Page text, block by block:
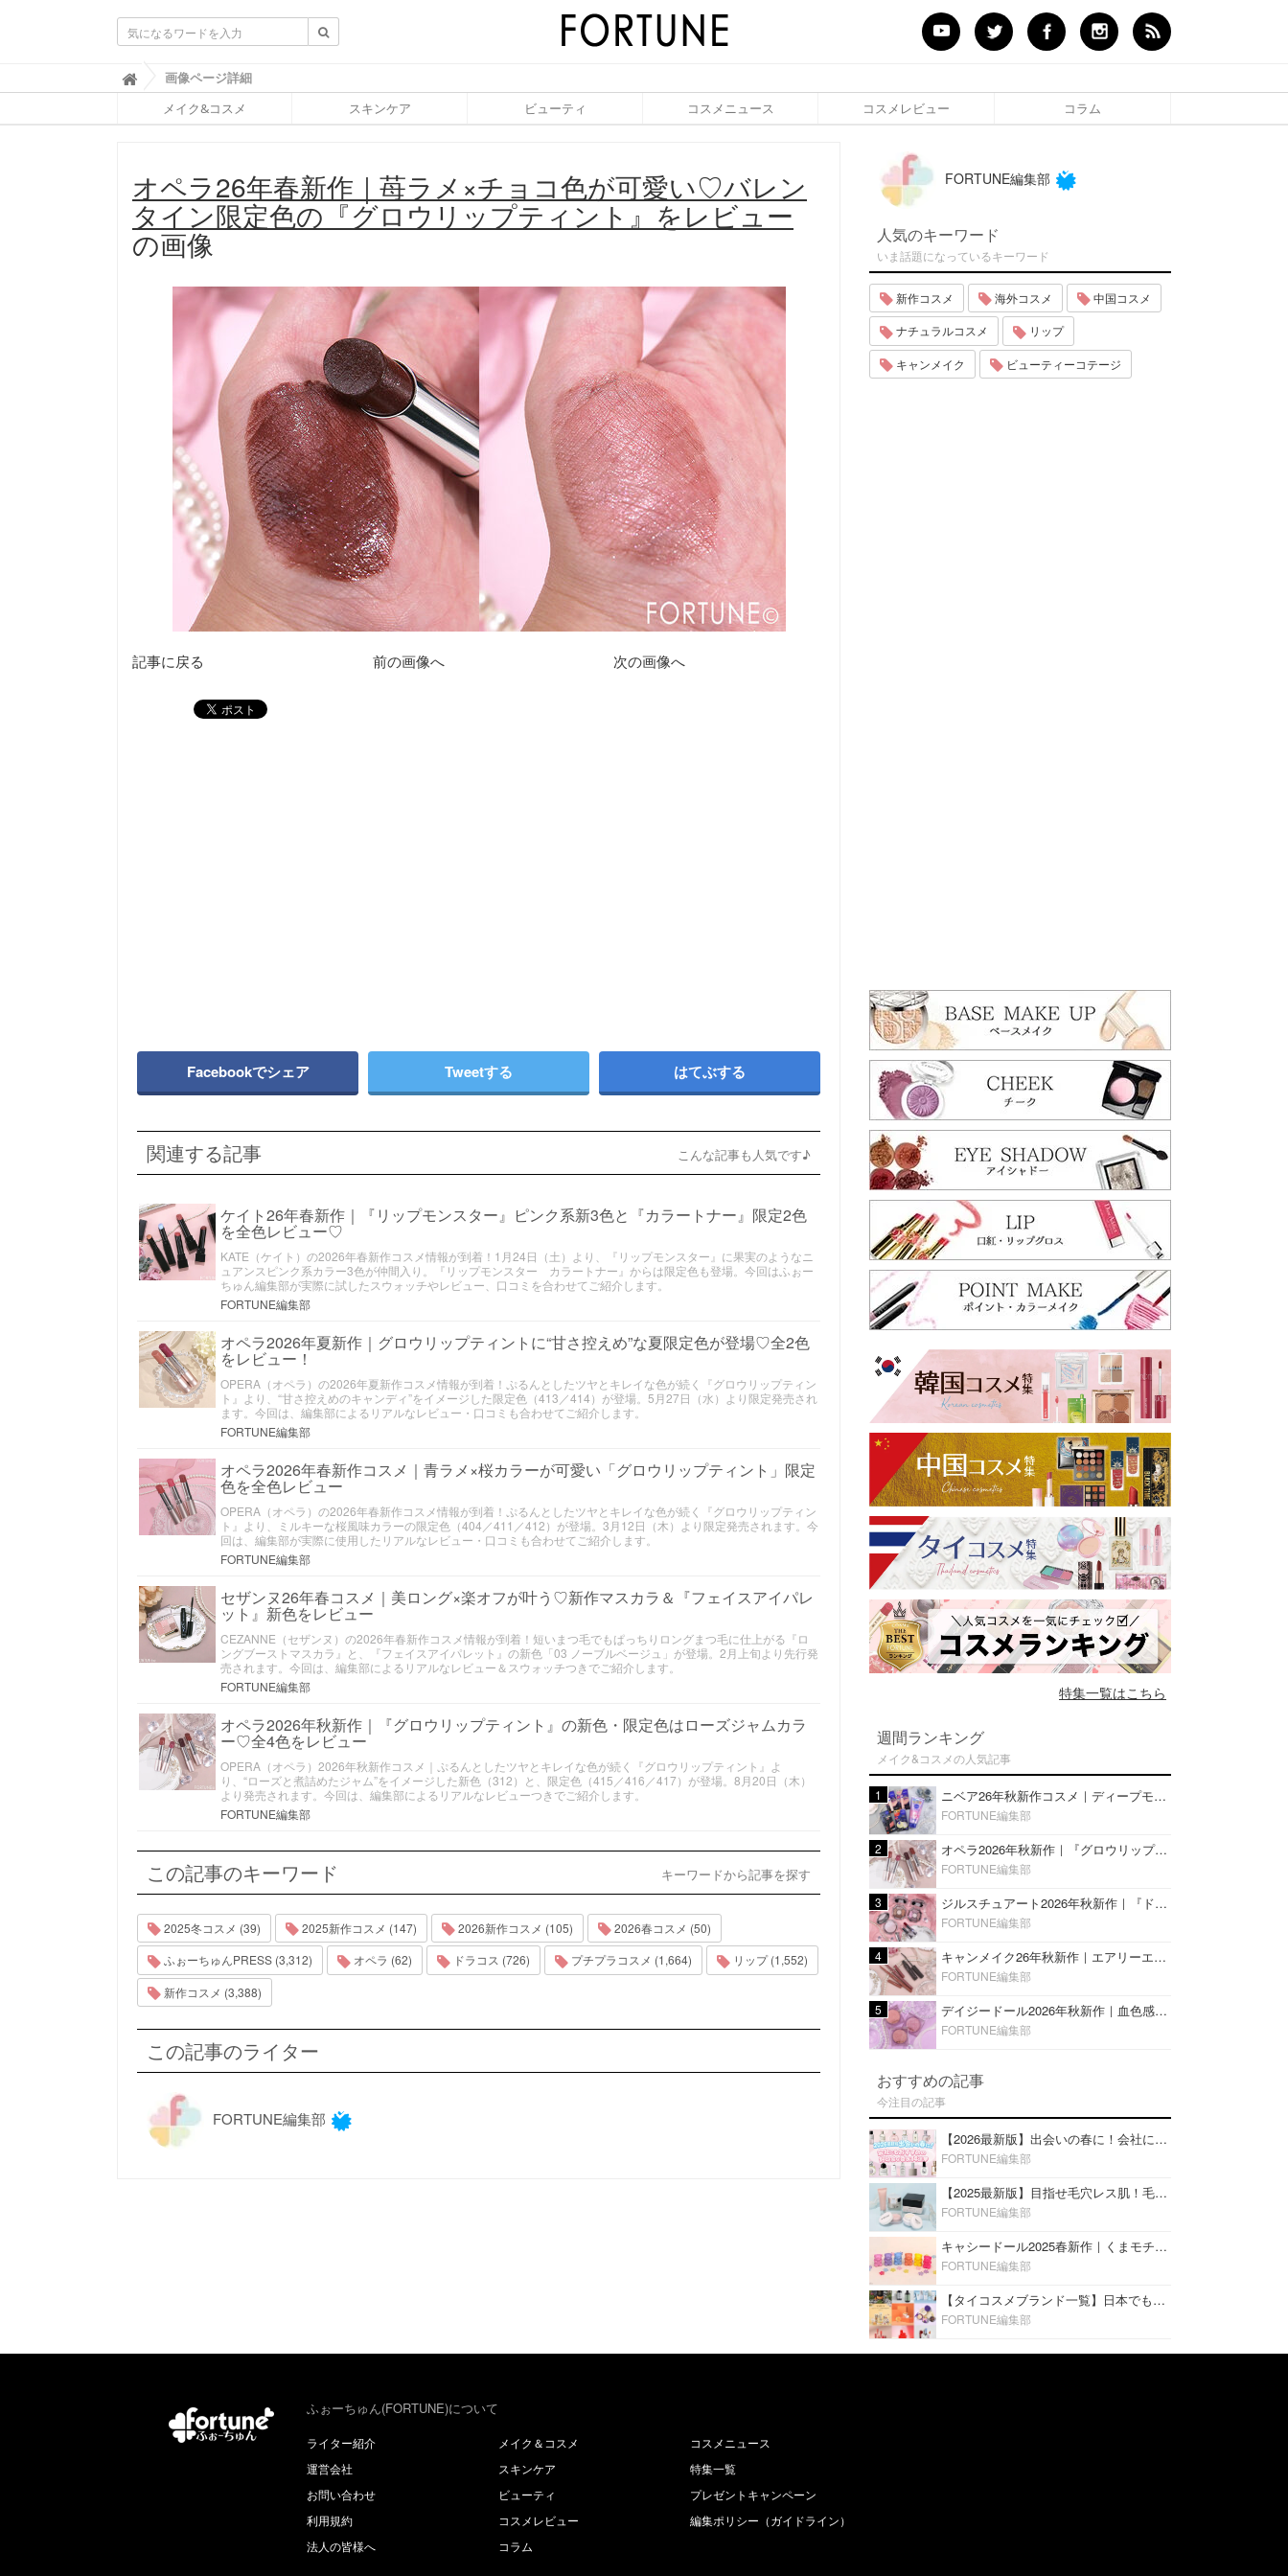
ふ
ぉ
ち
(
F
O
R
T
画像ページ詳細
メイク&コスメ スキンケア ビューティ コスメニュース コスメレビュー コラム
オペラ26年春新作｜苺ラメ×チョコ色が可愛い♡バレン
タイン限定色の『グロウリップティント』をレビュー
の画像
記事に戻る 前の画像へ 次の画像へ
Facebookでシェア Tweetする はてぶする
関連する記事 こんな記事も人気です♪
ケイト26年春新作｜『リップモンスター』ピンク系新3色と『カラートナー』限定2色
を全色レビュー♡
KATE（ケイト）の2026年春新作コスメ情報が到着！1月24日（土）より、『リップモンスター』に果実のようなニ
ュアンスピンク系カラー3色が仲間入り。『リップモンスター カラートナー』からは限定色も登場。今回はふぉー
ちゅん編集部が実際に試したスウォッチやレビュー、口コミを合わせてご紹介します。
FORTUNE編集部
オペラ2026年夏新作｜グロウリップティントに“甘さ控えめ”な夏限定色が登場♡全2色
をレビュー！
OPERA（オペラ）の2026年夏新作コスメ情報が到着！ぷるんとしたツヤとキレイな色が続く『グロウリップティン
ト』より、“甘さ控えめのキャンディ”をイメージした限定色（413／414）が登場。5月27日（水）より限定発売され
ます。今回は、編集部によるリアルなレビュー・口コミも合わせてご紹介します。
FORTUNE編集部
オペラ2026年春新作コスメ｜青ラメ×桜カラーが可愛い「グロウリップティント」限定
色を全色レビュー
OPERA（オペラ）の2026年春新作コスメ情報が到着！ぷるんとしたツヤとキレイな色が続く『グロウリップティン
ト』より、ミルキーな桜風味カラーの限定色（404／411／412）が登場。3月12日（木）より限定発売されます。今
回は、編集部が実際に使用したリアルなレビュー・口コミも合わせてご紹介します。
FORTUNE編集部
セザンヌ26年春コスメ｜美ロング×楽オフが叶う♡新作マスカラ＆『フェイスアイパレ
ット』新色をレビュー
CEZANNE（セザンヌ）の2026年春新作コスメ情報が到着！短いまつ毛でもぱっちりロングまつ毛に仕上がる『ロ
ングブーストマスカラ』と、『フェイスアイパレット』の新色「03 ノーブルベージュ」が登場。2月上旬より先行発
売されます。今回は、編集部によるリアルなレビュー＆スウォッチつきでご紹介します。
FORTUNE編集部
オペラ2026年秋新作｜『グロウリップティント』の新色・限定色はローズジャムカラ
ー♡全4色をレビュー
OPERA（オペラ）2026年秋新作コスメ｜ぷるんとしたツヤとキレイな色が続く『グロウリップティント』よ
り、“ローズと煮詰めたジャム”をイメージした新色（312）と、限定色（415／416／417）が登場。8月20日（木）
より発売されます。今回は、編集部によるリアルなレビューつきでご紹介します。
FORTUNE編集部
この記事のキーワード キーワードから記事を探す
2025冬コスメ (39) 2025新作コスメ (147) 2026新作コスメ (105)
2026春コスメ (50)
ふぉーちゅんPRESS (3,312)
オペラ (62) ドラコス (726) プチプラコスメ (1,664)
リップ (1,552)
新作コスメ (3,388)
この記事のライター
FORTUNE編集部
FORTUNE編集部
人気のキーワード
いま話題になっているキーワード
新作コスメ 海外コスメ 中国コスメ
ナチュラルコスメ リップ
キャンメイク ビューティーコテージ
特集一覧はこちら
週間ランキング
メイク&コスメの人気記事
1 ニベア26年秋新作コスメ｜ディープモイスチャーリップの美容液タイプや2in1ボディクリームスクラブも
FORTUNE編集部
2 オペラ2026年秋新作｜『グロウリップティント』の新色・限定色はローズジャムカラー♡全4色をレビュー
FORTUNE編集部
3 ジルスチュアート2026年秋新作｜『ドレスドブルーム アイズ』新色や限定ハイライト・リップをレビュー
FORTUNE編集部
4 キャンメイク26年秋新作｜エアリーエクステンションライナー＆カールスナイパーマスカラ新色をレビュー
FORTUNE編集部
5 デイジードール2026年秋新作｜血色感が可愛い♡『パウダー ブラッシュ ブルーム』新3色をレビュー
FORTUNE編集部
おすすめの記事
今注目の記事
【2026最新版】出会いの春に！会社にもおすすめの好印象な香水14選♡ビジネスの場での香水マナーも
FORTUNE編集部
【2025最新版】目指せ毛穴レス肌！毛穴を埋めて隠す「おすすめ部分用下地＆プライマー」ランキング♡
FORTUNE編集部
キャシードール2025春新作｜くまモチーフのミニリップ「シャイニーベア リップモイスト」をレビュー♡
FORTUNE編集部
【タイコスメブランド一覧】日本でも人気沸騰中の“タイコスメ”ブランド20選！
FORTUNE編集部
ふぉーちゅん(FORTUNE)について
ライター紹介
運営会社
お問い合わせ
利用規約
法人の皆様へ
メイク＆コスメ
スキンケア
ビューティ
コスメレビュー
コラム
コスメニュース
特集一覧
プレゼントキャンペーン
編集ポリシー（ガイドライン）